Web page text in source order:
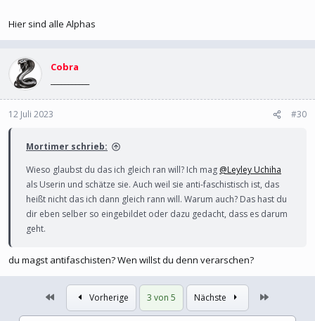
Hier sind alle Alphas
Cobra
12 Juli 2023 #30
Mortimer schrieb:
Wieso glaubst du das ich gleich ran will? Ich mag @Leyley Uchiha
als Userin und schätze sie. Auch weil sie anti-faschistisch ist, das
heißt nicht das ich dann gleich rann will. Warum auch? Das hast du
dir eben selber so eingebildet oder dazu gedacht, dass es darum
geht.
du magst antifaschisten? Wen willst du denn verarschen?
Vorherige 3 von 5 Nächste